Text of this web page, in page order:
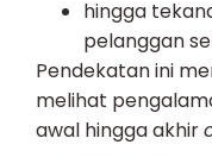
hingga
pelanggan
Pendekatan ini
melihat
awal hingga akhir